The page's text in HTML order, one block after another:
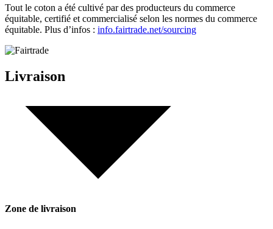
Tout le coton a été cultivé par des producteurs du commerce
équitable, certifié et commercialisé selon les normes du commerce
équitable. Plus d’infos : info.fairtrade.net/sourcing
Livraison
Zone de livraison